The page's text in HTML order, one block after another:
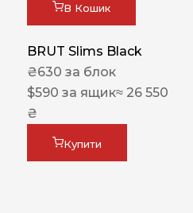
В Кошик
BRUT Slims Black
₴630 за блок
$590 за ящик≈ 26 550
₴
Купити